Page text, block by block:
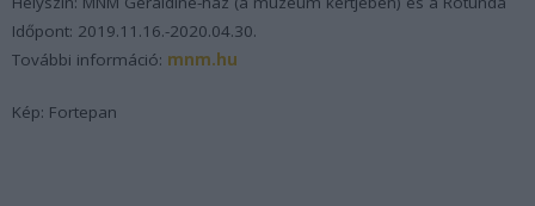
Időpont: 2019.11.16.-2020.04.30.
További információ: mnm.hu
Kép: Fortepan